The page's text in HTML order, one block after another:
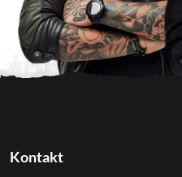
Kontakt